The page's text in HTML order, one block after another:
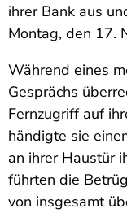
ihrer Bank aus
Montag, den 17.
Während eines
Gesprächs
Fernzugriff auf
händigte sie
an ihrer Haustür
führten die
von insgesamt